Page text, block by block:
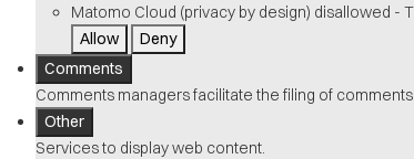
Matomo Cloud (privacy by design) disallowed -
Allow
Deny
Comments
Comments managers facilitate the filing of comments
Other
Services to display web content.